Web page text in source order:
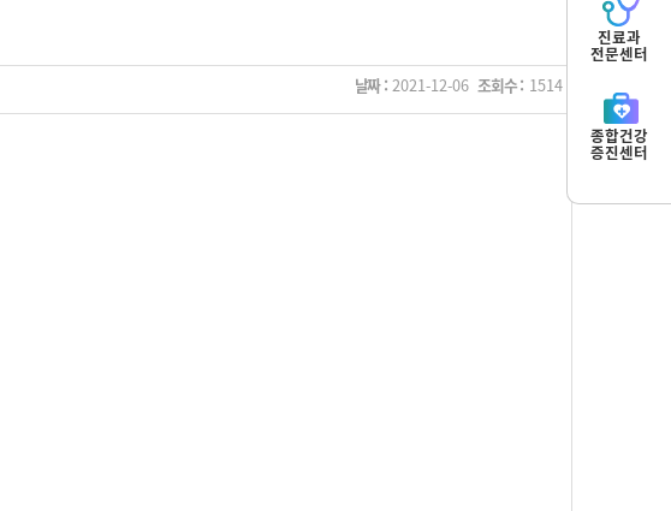
날짜 : 2021-12-06 조회수 : 1514
진료과
전문센터
종합건강
증진센터